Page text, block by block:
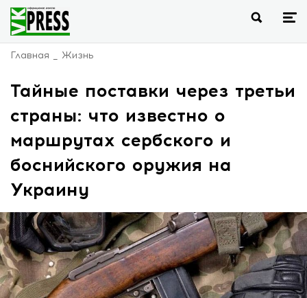
Главная Жизнь
Тайные поставки через третьи
страны: что известно о
маршрутах сербского и
боснийского оружия на
Украину